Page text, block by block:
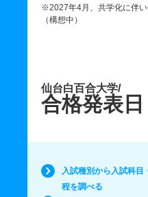
※2027年4月、共学化に伴
（構想中）
仙台白百合大学/
合格発表日
入試種別から入試科目
程を調べる